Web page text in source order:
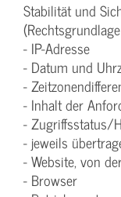
Stabilität und
- IP-Adresse
- Datum und
-
- Inhalt der
- Zugriffsstatus/
- jeweils
- Website, von
- Browser